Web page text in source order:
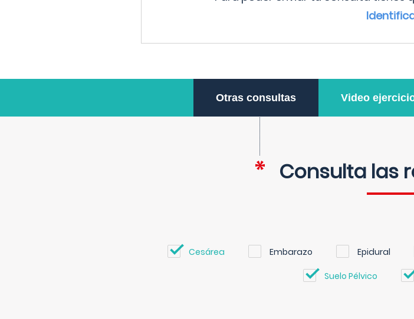
Otras consultas Video
Consulta las
Cesárea Embarazo Epidural
Suelo Pélvico